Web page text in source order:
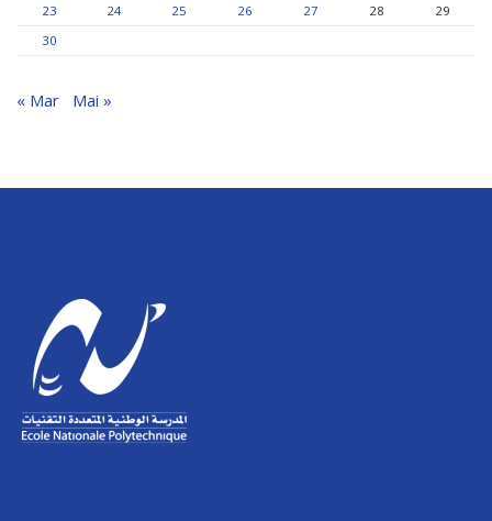
23
24 25 26 27 28
29
30
« Mar Mai »